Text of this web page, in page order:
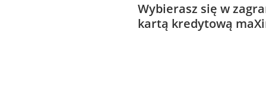
Wybierasz się w
kartą kredytową